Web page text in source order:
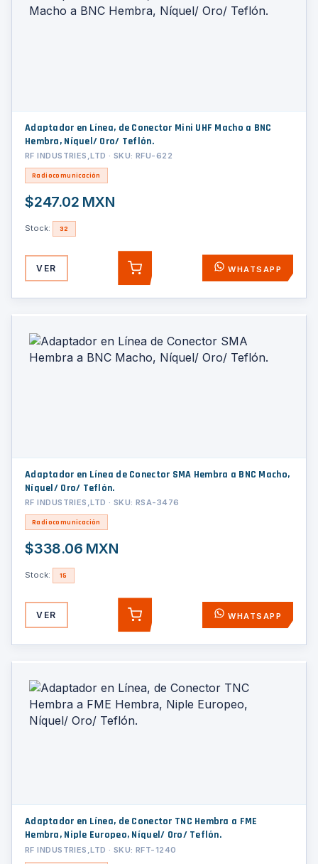
Adaptador en Línea, de Conector Mini UHF Macho a BNC
Hembra, Níquel/ Oro/ Teflón.
RF INDUSTRIES,LTD · SKU: RFU-622
Radiocomunicación
$247.02 MXN
Stock: 32
VER AGREGAR WHATSAPP
Adaptador en Línea de Conector SMA Hembra a BNC Macho,
Níquel/ Oro/ Teflón.
RF INDUSTRIES,LTD · SKU: RSA-3476
Radiocomunicación
$338.06 MXN
Stock: 15
VER AGREGAR WHATSAPP
Adaptador en Línea, de Conector TNC Hembra a FME
Hembra, Niple Europeo, Níquel/ Oro/ Teflón.
RF INDUSTRIES,LTD · SKU: RFT-1240